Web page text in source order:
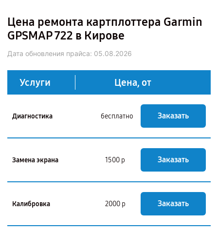
Цена ремонта картплоттера Garmin
GPSMAP 722 в Кирове
Дата обновления прайса: 05.08.2026
Услуги Цена, от
Диагностика бесплатно Заказать
Замена экрана 1500 р Заказать
Калибровка 2000 р Заказать